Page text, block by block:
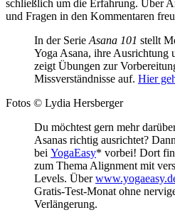
schließlich um die Erfahrung. Über
und Fragen in den Kommentaren
In der Serie Asana 101 stellt
Yoga Asana, ihre Ausrichtung
zeigt Übungen zur
Missverständnisse auf. Hier
Fotos © Lydia Hersberger
Du möchtest gern mehr
Asanas richtig ausrichtet?
bei YogaEasy* vorbei! Dort
zum Thema Alignment mit
Levels. Über
Gratis-Test-Monat ohne
Verlängerung.